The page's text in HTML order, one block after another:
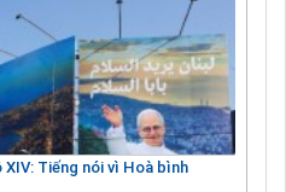
Tiếng nói vì Hoà bình